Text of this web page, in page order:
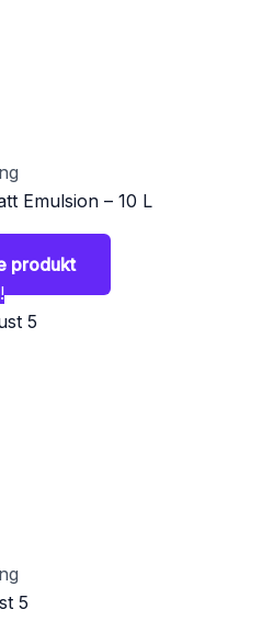
Emulsion – 10 L
produkt
5